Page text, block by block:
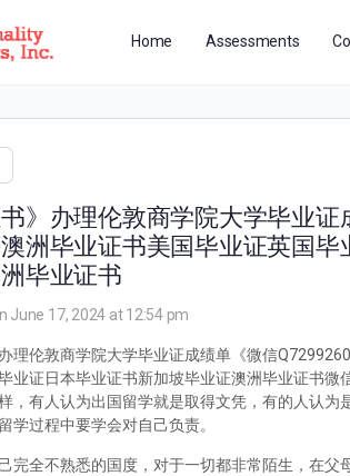
Home Assessments
书》办理伦敦商学院大学毕业
洲毕业证书美国毕业证英国
毕业证书
June 17, 2024 at 12:54 pm
办理伦敦商学院大学毕业证成绩单《微信
业证日本毕业证书新加坡毕业证澳洲毕业证书
，有人认为出国留学就是取得文凭，有的人认
学过程中要学会对自己负责。
完全不熟悉的国度，对于一切都非常陌生，在